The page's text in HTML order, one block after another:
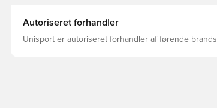
Autoriseret forhandler
Unisport er autoriseret forhandler af førende brands